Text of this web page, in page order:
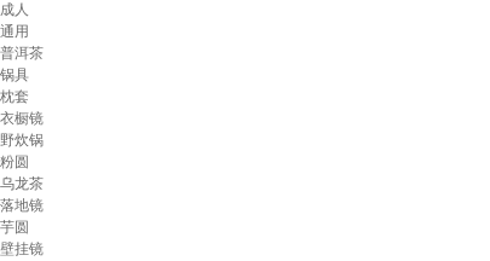
成人
通用
普洱茶
锅具
枕套
衣橱镜
野炊锅
粉圆
乌龙茶
落地镜
芋圆
壁挂镜